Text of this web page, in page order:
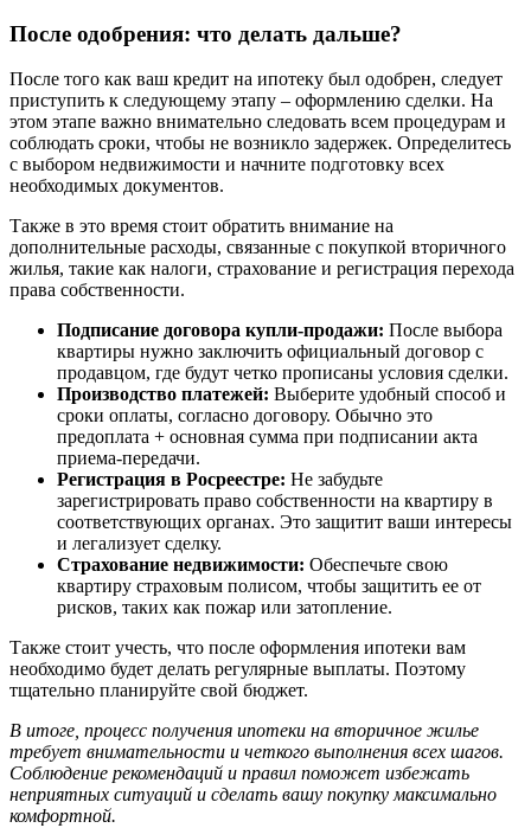
После одобрения: что делать дальше?
После того как ваш кредит на ипотеку был одобрен, следует
приступить к следующему этапу – оформлению сделки. На
этом этапе важно внимательно следовать всем процедурам и
соблюдать сроки, чтобы не возникло задержек. Определитесь
с выбором недвижимости и начните подготовку всех
необходимых документов.
Также в это время стоит обратить внимание на
дополнительные расходы, связанные с покупкой вторичного
жилья, такие как налоги, страхование и регистрация перехода
права собственности.
Подписание договора купли-продажи: После выбора
квартиры нужно заключить официальный договор с
продавцом, где будут четко прописаны условия сделки.
Производство платежей: Выберите удобный способ и
сроки оплаты, согласно договору. Обычно это
предоплата + основная сумма при подписании акта
приема-передачи.
Регистрация в Росреестре: Не забудьте
зарегистрировать право собственности на квартиру в
соответствующих органах. Это защитит ваши интересы
и легализует сделку.
Страхование недвижимости: Обеспечьте свою
квартиру страховым полисом, чтобы защитить ее от
рисков, таких как пожар или затопление.
Также стоит учесть, что после оформления ипотеки вам
необходимо будет делать регулярные выплаты. Поэтому
тщательно планируйте свой бюджет.
В итоге, процесс получения ипотеки на вторичное жилье
требует внимательности и четкого выполнения всех шагов.
Соблюдение рекомендаций и правил поможет избежать
неприятных ситуаций и сделать вашу покупку максимально
комфортной.